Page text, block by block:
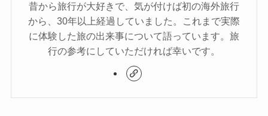
昔から旅行が大好きで、気が付けば初の海外旅行
から、30年以上経過していました。これまで実際
に体験した旅の出来事について語っています。旅
行の参考にしていただければ幸いです。